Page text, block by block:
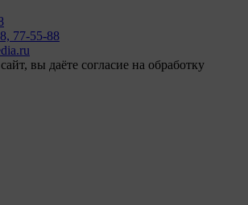
77-55-88
вы даёте согласие на обработку